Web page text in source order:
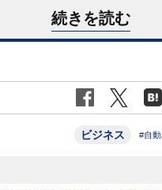
続きを読む
ビジネス #自